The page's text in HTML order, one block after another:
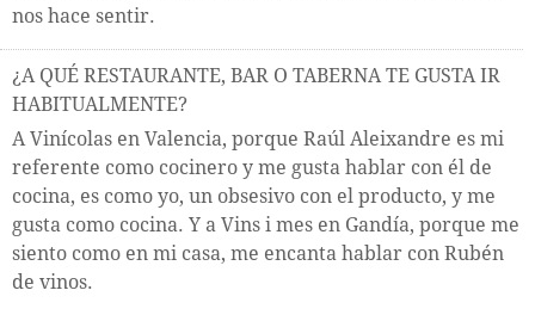
nos hace sentir.
¿A QUÉ RESTAURANTE, BAR O TABERNA TE GUSTA IR
HABITUALMENTE?
A Vinícolas en Valencia, porque Raúl Aleixandre es mi
referente como cocinero y me gusta hablar con él de
cocina, es como yo, un obsesivo con el producto, y me
gusta como cocina. Y a Vins i mes en Gandía, porque me
siento como en mi casa, me encanta hablar con Rubén
de vinos.